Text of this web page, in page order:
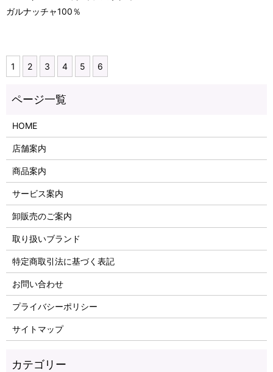
ガルナッチャ100％
1 2 3 4 5 6
HOME
店舗案内
商品案内
サービス案内
卸販売のご案内
取り扱いブランド
特定商取引法に基づく表記
お問い合わせ
プライバシーポリシー
サイトマップ